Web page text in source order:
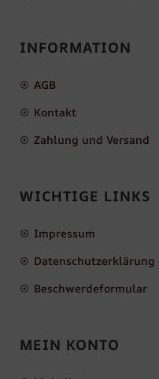
INFORMATION
AGB
Kontakt
Zahlung und Versand
WICHTIGE LINKS
Impressum
Datenschutzerklärung
Beschwerdeformular
MEIN KONTO